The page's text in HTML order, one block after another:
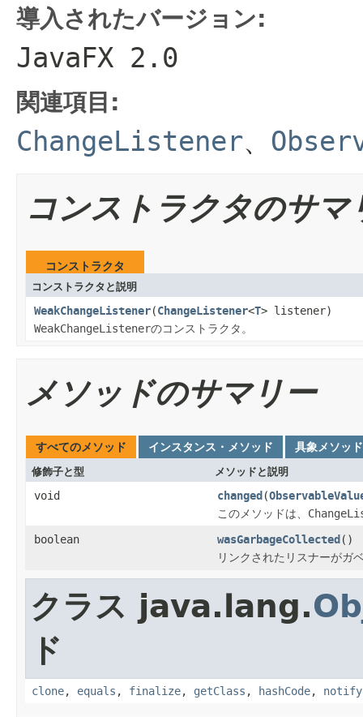
導入されたバージョン:
JavaFX 2.0
関連項目:
ChangeListener、
コンストラクタのサマ
コンストラクタ
コンストラクタと説明
WeakChangeListener(ChangeListener<T> listener)
WeakChangeListenerのコンストラクタ。
メソッドのサマリー
すべてのメソッド インスタンス・メソッド 具象メソッド
修飾子と型 メソッドと説明
void changed (
このメソッドは、
boolean
wasGarbageCollected ()
リンクされたリスナーがガ
クラス java.lang.
ド
clone, equals , finalize, getClass , hashCode, notify